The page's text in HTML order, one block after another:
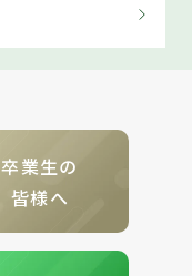
卒業生の
皆様へ